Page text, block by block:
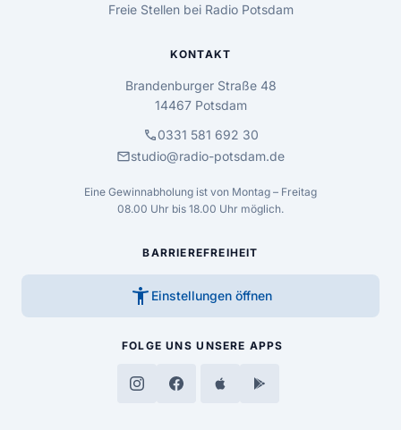
Freie Stellen bei Radio Potsdam
KONTAKT
Brandenburger Straße 48
14467 Potsdam
call0331 581 692 30
mailstudio@radio-potsdam.de
Eine Gewinnabholung ist von Montag – Freitag
08.00 Uhr bis 18.00 Uhr möglich.
BARRIEREFREIHEIT
accessibility_new Einstellungen öffnen
FOLGE UNS UNSERE APPS